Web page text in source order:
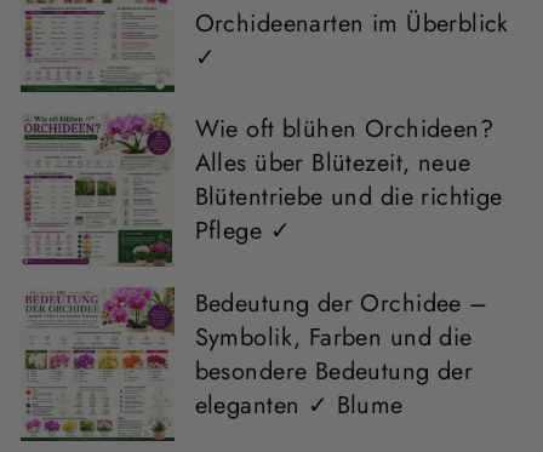
Orchideenarten im Überblick
✓
Wie oft blühen Orchideen?
Alles über Blütezeit, neue
Blütentriebe und die richtige
Pflege ✓
Bedeutung der Orchidee –
Symbolik, Farben und die
besondere Bedeutung der
eleganten ✓ Blume